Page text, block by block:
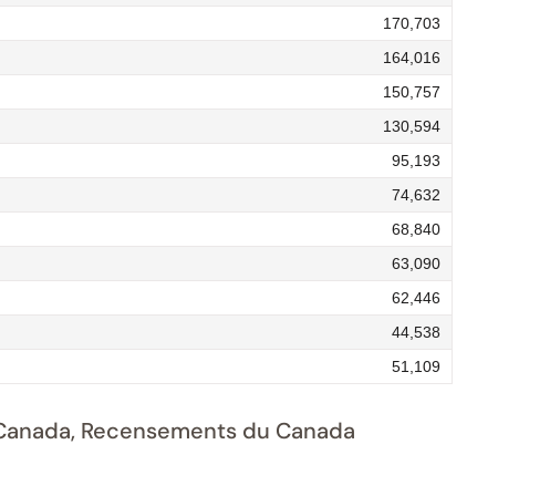
170,703
164,016
150,757
130,594
95,193
74,632
68,840
63,090
62,446
44,538
51,109
Recensements du Canada